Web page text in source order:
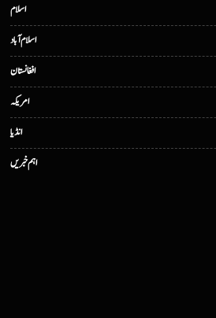
اسلام
اسلام آباد
افغانستان
امریکہ
انڈیا
اہم خبریں